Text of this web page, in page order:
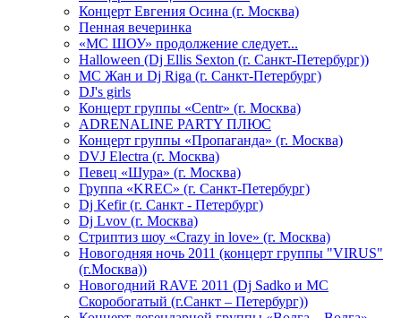
Концерт Евгения Осина (г. Москва)
Пенная вечеринка
«МС ШОУ» продолжение следует...
Halloween (Dj Ellis Sexton (г. Санкт-Петербург))
МС Жан и Dj Riga (г. Санкт-Петербург)
DJ's girls
Концерт группы «Centr» (г. Москва)
ADRENALINE PARTY ПЛЮС
Концерт группы «Пропаганда» (г. Москва)
DVJ Electra (г. Москва)
Певец «Шура» (г. Москва)
Группа «KREC» (г. Санкт-Петербург)
Dj Kefir (г. Санкт - Петербург)
Dj Lvov (г. Москва)
Стриптиз шоу «Crazy in love» (г. Москва)
Новогодняя ночь 2011 (концерт группы "VIRUS"
(г.Москва))
Новогодний RAVE 2011 (Dj Sadko и MC
Скоробогатый (г.Санкт – Петербург))